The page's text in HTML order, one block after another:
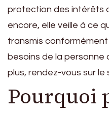
protection des intérêts
encore, elle veille à ce
transmis
besoins de la personne
plus, rendez-vous sur le
Pourquoi